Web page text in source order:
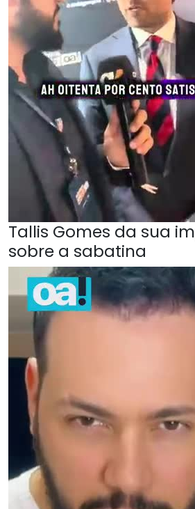
Tallis Gomes da sua
sobre a sabatina